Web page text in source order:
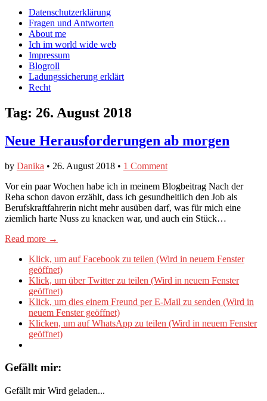
Facebook
anzeigen
Twitter
anzeigen
auf
Instagram
anzeigen
Main
menu
Skip
content
Datenschutzerklärung
Fragen und Antworten
About me
Ich im world wide web
Impressum
Blogroll
Ladungssicherung erklärt
Recht
Tag: 26. August 2018
Neue Herausforderungen ab morgen
by Danika • 26. August 2018 • 1 Comment
Vor ein paar Wochen habe ich in meinem Blogbeitrag Nach der
Reha schon davon erzählt, dass ich gesundheitlich den Job als
Berufskraftfahrerin nicht mehr ausüben darf, was für mich eine
ziemlich harte Nuss zu knacken war, und auch ein Stück…
Read more →
Klick, um auf Facebook zu teilen (Wird in neuem Fenster
geöffnet)
Klick, um über Twitter zu teilen (Wird in neuem Fenster
geöffnet)
Klick, um dies einem Freund per E-Mail zu senden (Wird in
neuem Fenster geöffnet)
Klicken, um auf WhatsApp zu teilen (Wird in neuem Fenster
geöffnet)
Gefällt mir:
Gefällt mir Wird geladen...